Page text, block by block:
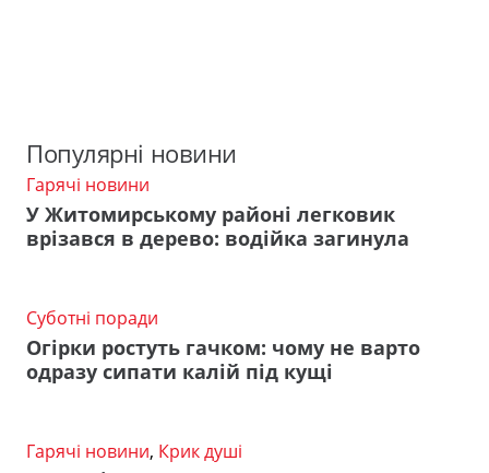
Популярні новини
Гарячі новини
У Житомирському районі легковик
врізався в дерево: водійка загинула
Суботні поради
Огірки ростуть гачком: чому не варто
одразу сипати калій під кущі
Гарячі новини, Крик душі